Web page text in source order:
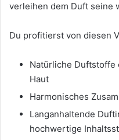
verleihen dem Duft seine
Du profitierst von diesen
Natürliche Duftstoffe
Haut
Harmonisches
Langanhaltende
hochwertige